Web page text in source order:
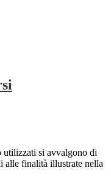
utilizzati si avvalgono di
alle finalità illustrate nella